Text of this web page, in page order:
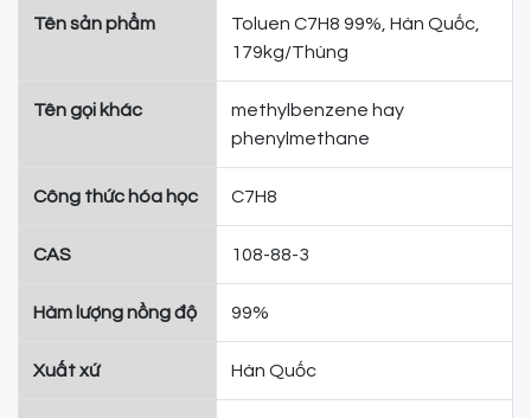
Tên sản phẩm
Toluen C7H8 99%, Hàn Quốc,
179kg/Thùng
Tên gọi khác
methylbenzene hay
phenylmethane
Công thức hóa học C7H8
CAS 108-88-3
Hàm lượng nồng độ 99%
Xuất xứ Hàn Quốc